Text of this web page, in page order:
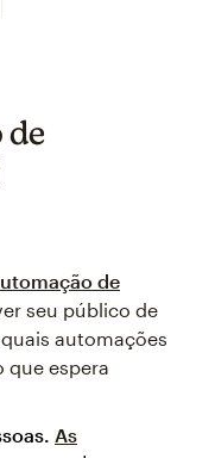
de
de
seu público de
automações
que espera
As